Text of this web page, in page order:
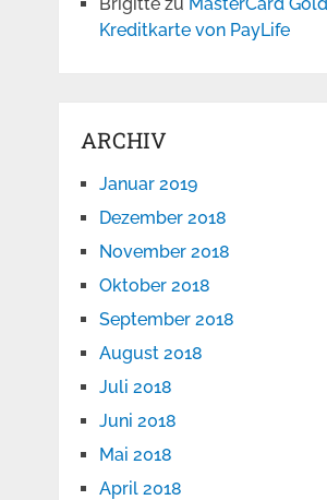
Kreditkarte von PayLife
ARCHIV
Januar 2019
Dezember 2018
November 2018
Oktober 2018
September 2018
August 2018
Juli 2018
Juni 2018
Mai 2018
April 2018